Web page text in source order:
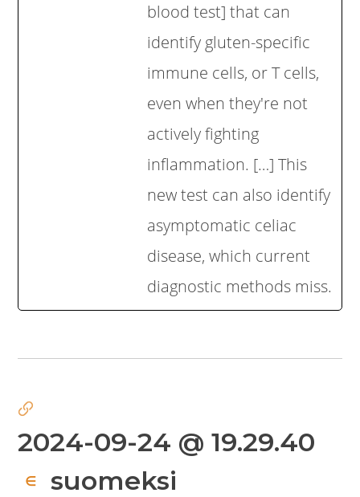
blood test] that can
identify gluten-specific
immune cells, or T cells,
even when they're not
actively fighting
inflammation. […] This
new test can also identify
asymptomatic celiac
disease, which current
diagnostic methods miss.
2024-09-24 @ 19.29.40
∈ suomeksi